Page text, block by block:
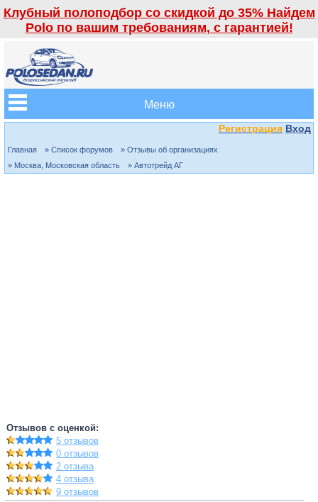
Клубный полоподбор со скидкой до 35% Найдем
Polo по вашим требованиям, с гарантией!
Меню
Регистрация Вход
Главная » Список форумов
» Отзывы об организациях
» Москва, Московская область
» Автотрейд АГ
Отзывов с оценкой:
5 отзывов
0 отзывов
2 отзыва
4 отзыва
9 отзывов